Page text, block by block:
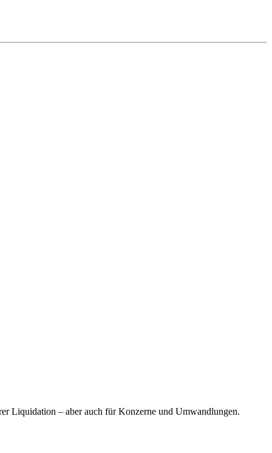
Liquidation – aber auch für Konzerne und Umwandlungen.